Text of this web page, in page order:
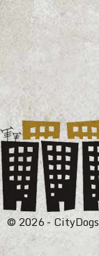
© 2026 - CityDogs